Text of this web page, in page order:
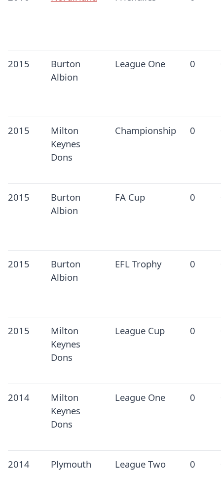
2015
Burton
Albion
League One 0
2015
Milton
Keynes
Dons
Championship 0
2015
Burton
Albion
FA Cup 0
2015
Burton
Albion
EFL Trophy 0
2015
Milton
Keynes
Dons
League Cup 0
2014
Milton
Keynes
Dons
League One 0
2014 Plymouth League Two 0